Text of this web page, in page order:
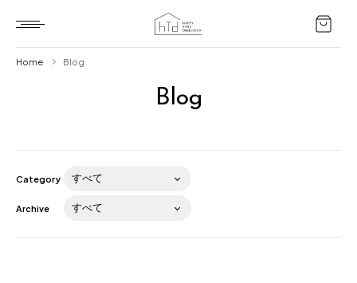
Blog
Home Blog
Category
Archive